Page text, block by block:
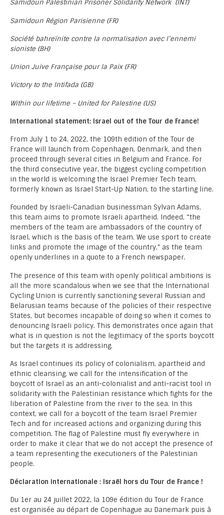
Samidoun Palestinian Prisoner Solidarity Network (INT)
Samidoun Région Parisienne (FR)
Société bahreïnite contre la normalisation avec l’ennemi
sioniste (BH)
Union Juive Française pour la Paix (FR)
Victory to the Intifada (GB)
Within our lifetime – United for Palestine (US)
International statement: Israel out of the Tour de France!
From July 1 to 24, 2022, the 109th edition of the Tour de
France will launch from Copenhagen, Denmark, and then
proceed through several cities in Belgium and France. For
the third consecutive year, the biggest cycling competition
in the world is welcoming the Israel Premier Tech team,
formerly known as Israel Start-Up Nation, to the starting line.
Founded by Israeli-Canadian businessman Sylvan Adams,
this team aims to promote Israeli apartheid. Indeed, “the
members of the team are ambassadors of the country of
Israel, which is the basis of the team. We use sport to create
links and promote the image of the country,” as the team
openly underlines in a quote to a French newspaper.
The presence of this team with openly political ambitions is
all the more scandalous when we see that the International
Cycling Union is currently sanctioning several Russian and
Belarusian teams because of the policies of their respective
States, but becomes incapable of doing so when it comes to
denouncing Israeli policy. This demonstrates once again that
what is in question is not the legitimacy of the sports boycott
but the targets it is addressing.
As Israel continues its policy of colonialism, apartheid and
ethnic cleansing, we call for the intensification of the
boycott of Israel as an anti-colonialist and anti-racist tool in
solidarity with the Palestinian resistance which fights for the
liberation of Palestine from the river to the sea. In this
context, we call for a boycott of the team Israel Premier
Tech and for increased actions and organizing during this
competition. The flag of Palestine must fly everywhere in
order to make it clear that we do not accept the presence of
a team representing the executioners of the Palestinian
people.
Déclaration internationale : Israël hors du Tour de France !
Du 1er au 24 juillet 2022, la 109e édition du Tour de France
est organisée au départ de Copenhague au Danemark puis à